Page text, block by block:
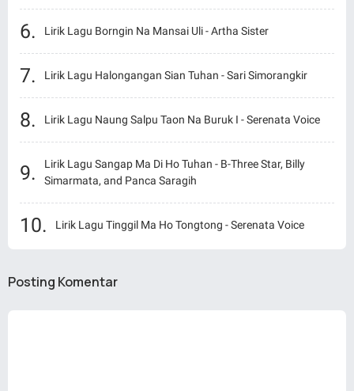
Lirik Lagu Borngin Na Mansai Uli - Artha Sister
Lirik Lagu Halongangan Sian Tuhan - Sari Simorangkir
Lirik Lagu Naung Salpu Taon Na Buruk I - Serenata Voice
Lirik Lagu Sangap Ma Di Ho Tuhan - B-Three Star, Billy
Simarmata, and Panca Saragih
Lirik Lagu Tinggil Ma Ho Tongtong - Serenata Voice
Posting Komentar